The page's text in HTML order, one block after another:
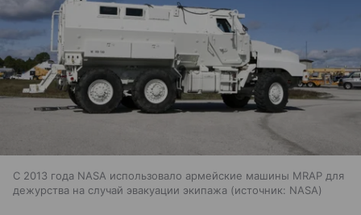
С 2013 года NASA использовало армейские машины MRAP для
дежурства на случай эвакуации экипажа
источник: NASA